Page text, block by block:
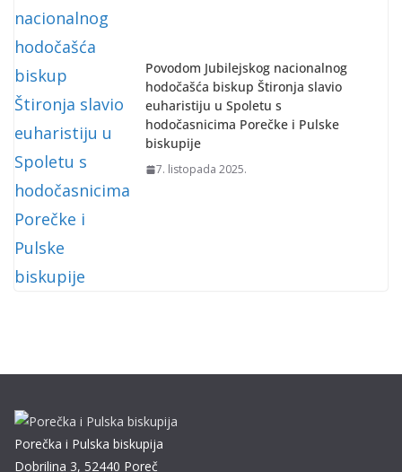
Povodom Jubilejskog nacionalnog
hodočašća biskup Štironja slavio
euharistiju u Spoletu s
hodočasnicima Porečke i Pulske
biskupije
7. listopada 2025.
Porečka i Pulska biskupija
Dobrilina 3, 52440 Poreč